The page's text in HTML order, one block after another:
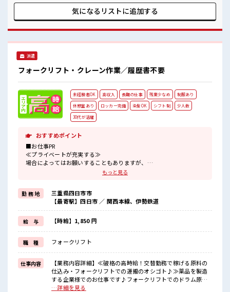
で、 毎日の服装の悩み解消♪ ≪初めての仕事だけど自分にも
できそう≫ 新しいことにチャレンジするのは不安だけど、 し
プUP目指していきましょう！ ■職場の雰囲気 キバツ過ぎなけ
れば髪色・髪型は自由！ あなたの個性を大事にできます♪ 20
気になるリストに追加する
派遣
フォークリフト・クレーン作業／履歴書不要
未経験者OK 高収入 長期の仕事 残業少なめ
制服あり
休憩室あり
ロッカー完備 染髪OK シフト制
少人数
30代が活躍
おすすめポイント
■お仕事PR
≪プライベートが充実する≫
場合によってはお願いすることもありますが、
明るすぎたり奇抜でなければ基本的に自由！
(規定有)≪動きやすい制服アリ≫
制服があるので、
毎日の服装の悩み解消♪
≪未経験OKの仕事≫
新しいことにチャレンジするのは不安だけど、
しっかり働く環境が整っています！
イチからスキルUP・ステップUP目指していきましょう！
≪様々なお仕事をご提案≫
一人で悩まず気軽に相談できる、
派遣のお仕事です！
■職場の雰囲気
もっと見る
勤 務 地
三重県四日市市
【最寄駅】四日市 ／ 関西本線、伊勢鉄道
給 与 【時給】1,850 円
職 種 フォークリフト
仕事内容
【業務内容詳細】≪破格の高時給！交替勤務で稼げる原料の
仕込み・フォークリフトでの運搬のオシゴト♪≫薬品を製造
する企業様でのお仕事です♪フォークリフトでのドラム原料
の仕込み、攪拌、充填、窯の洗浄、フォークリフトでの運
…詳細を見る